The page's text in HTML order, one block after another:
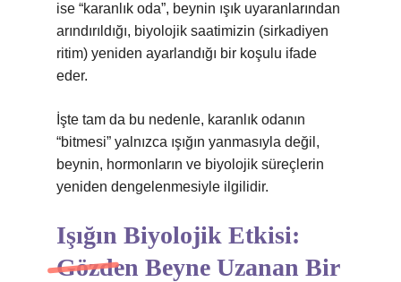
ise “karanlık oda”, beynin ışık uyaranlarından
arındırıldığı, biyolojik saatimizin (sirkadiyen
ritim) yeniden ayarlandığı bir koşulu ifade
eder.
İşte tam da bu nedenle, karanlık odanın
“bitmesi” yalnızca ışığın yanmasıyla değil,
beynin, hormonların ve biyolojik süreçlerin
yeniden dengelenmesiyle ilgilidir.
Işığın Biyolojik Etkisi:
Gözden Beyne Uzanan Bir